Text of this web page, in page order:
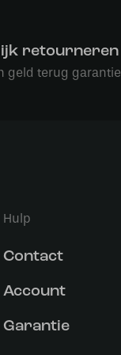
retourneren
geld terug garantie
Hulp
Contact
Account
Garantie